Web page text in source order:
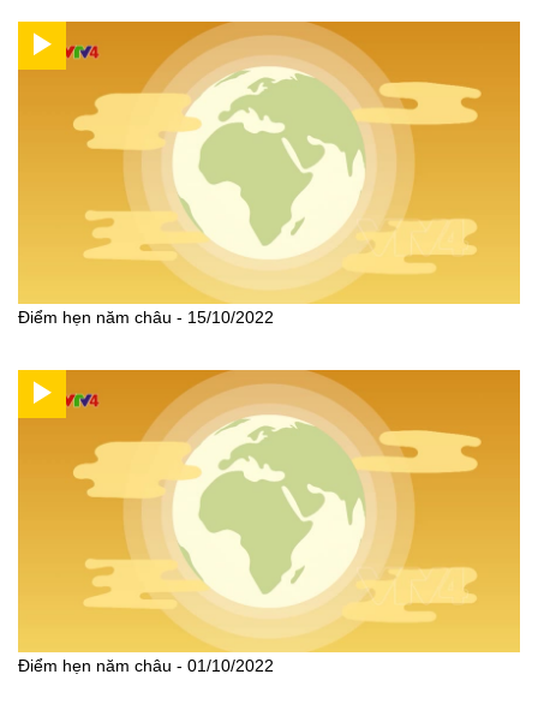
Điểm hẹn năm châu - 15/10/2022
Điểm hẹn năm châu - 01/10/2022